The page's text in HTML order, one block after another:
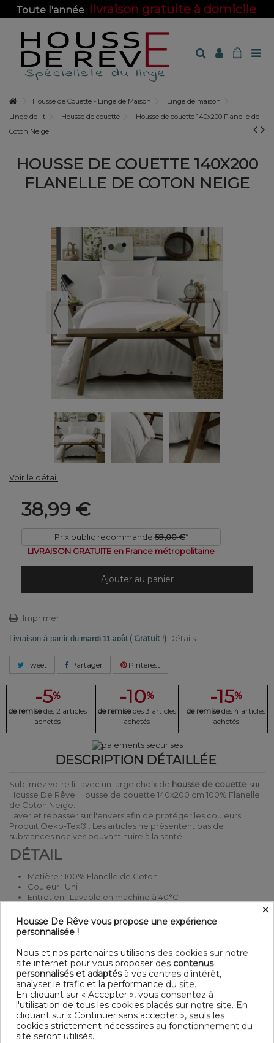
Toute l'année livraison gratuite à domicile
Housse de Couette - Linge de Maison
Linge de maison
Linge de lit
Housse de couette
Housse de couette 140x200 Flanelle de
Coton Neige
HOUSSE DE COUETTE 140X200
FLANELLE DE COTON NEIGE
Voir le détail
38,99 €
Prix public recommandé 59,00 €*
LIVRAISON GRATUITE en France métropolitaine
Ajouter au panier
Imprimer
Livraison à partir du mardi 11 août ( Gratuit !) Détails
Tweet Partager Pinterest
-5%
de remise dès 2 articles
achetés
-10%
de remise dès 3 articles
achetés
-15%
de remise dès 4 articles
achetés
DESCRIPTION DÉTAILLÉE
Sublimez votre lit avec un large choix de housse de couette sur
Housse De Rêve. Housse de couette 140x200 cm 100% Flanelle
de Coton Neige.
Laver et repasser sur l'envers afin de protéger les couleurs
Produit Oeko-Tex® : Les articles ne présentent pas de
substances nocives pouvant nuire à la santé.
DÉTAIL
Matière : 100% Flanelle de Coton
Couleur : Uni
Entretien : Lavable en machine à 40°C
Modèle : Neige
DIMENSIONS & GUIDE
Housse de couette
140 x 200 cm : 1 personne
200 x 200 cm : 1-2 personnes
220 x 240 cm : 2 personnes
240 x 260 cm : 2 personnes
CONTENU
×
Housse De Rêve vous propose une expérience
personnalisée !
Nous et nos partenaires utilisons des cookies sur notre
site internet pour vous proposer des contenus
personnalisés et adaptésà vos centres d’intérêt,
analyser le trafic et la performance du site.
En cliquant sur « Accepter », vous consentez à
l'utilisation de tous les cookies placés sur notre site. En
cliquant sur « Continuer sans accepter », seuls les
cookies strictement nécessaires au fonctionnement du
site seront utilisés.